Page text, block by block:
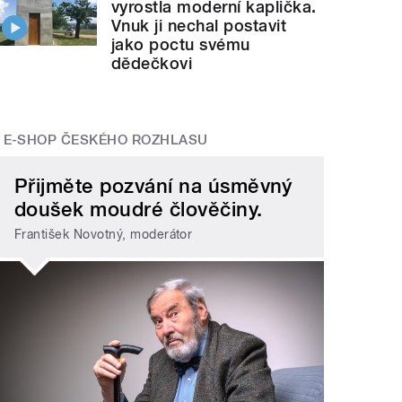
vyrostla moderní kaplička.
Vnuk ji nechal postavit
jako poctu svému
dědečkovi
E-SHOP ČESKÉHO ROZHLASU
Přijměte pozvání na úsměvný
doušek moudré člověčiny.
František Novotný, moderátor